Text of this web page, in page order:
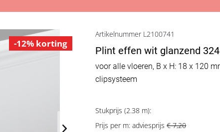
-12% korting
Artikelnummer L2100741
Plint effen wit glanzend
voor alle vloeren, B x H: 18 x 120
clipsysteem
Stukprijs (2.38 m):
Prijs per m: adviesprijs€ 7,20